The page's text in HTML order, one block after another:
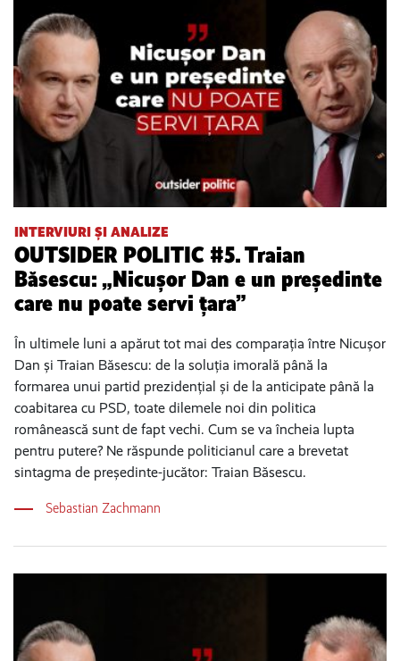
INTERVIURI ȘI ANALIZE
OUTSIDER POLITIC #5. Traian
Băsescu: „Nicușor Dan e un președinte
care nu poate servi țara”
În ultimele luni a apărut tot mai des comparația între Nicușor
Dan și Traian Băsescu: de la soluția imorală până la
formarea unui partid prezidențial și de la anticipate până la
coabitarea cu PSD, toate dilemele noi din politica
românească sunt de fapt vechi. Cum se va încheia lupta
pentru putere? Ne răspunde politicianul care a brevetat
sintagma de președinte-jucător: Traian Băsescu.
Sebastian Zachmann